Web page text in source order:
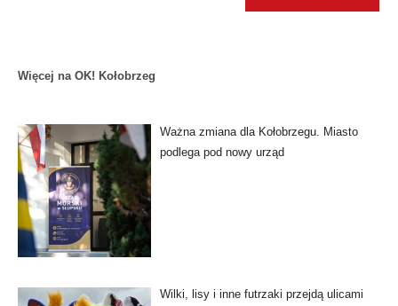
Więcej na OK! Kołobrzeg
Ważna zmiana dla Kołobrzegu. Miasto
podlega pod nowy urząd
Wilki, lisy i inne futrzaki przejdą ulicami